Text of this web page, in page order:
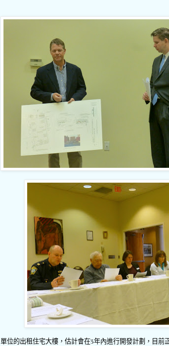
單位的出租住宅大樓，估計會在3年內進行開發計劃，目前